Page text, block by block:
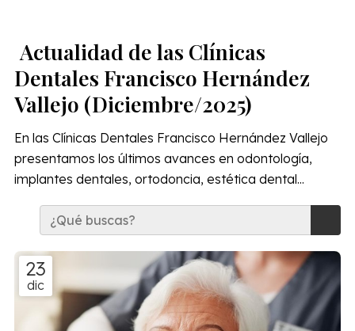
Actualidad de las Clínicas
Dentales Francisco Hernández
Vallejo (Diciembre/2025)
En las Clínicas Dentales Francisco Hernández Vallejo
presentamos los últimos avances en odontología,
implantes dentales, ortodoncia, estética dental...
23
dic